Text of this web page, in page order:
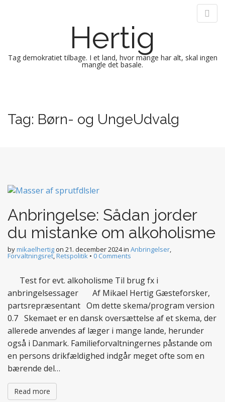
Hertig
Tag demokratiet tilbage. I et land, hvor mange har alt, skal ingen
mangle det basale.
i
n
p
t
e
t
Tag: Børn- og UngeUdvalg
Anbringelse: Sådan jorder
du mistanke om alkoholisme
bymikaelhertigon 21. december 2024in Anbringelser,
Forvaltningsret,Retspolitik • 0 Comments
Test for evt. alkoholisme Til brug fx i
anbringelsessager Af Mikael Hertig Gæsteforsker,
partsrepræsentant Om dette skema/program version
0.7 Skemaet er en dansk oversættelse af et skema, der
allerede anvendes af læger i mange lande, herunder
også i Danmark. Familieforvaltningernes påstande om
en persons drikfældighed indgår meget ofte som en
bærende del…
Read more